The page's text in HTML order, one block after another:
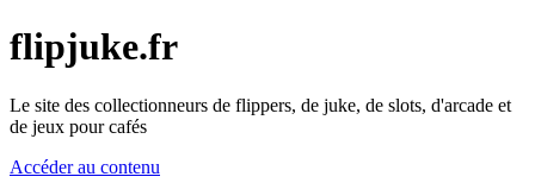
flipjuke.fr
Le site des collectionneurs de flippers, de juke, de slots, d'arcade et
de jeux pour cafés
Accéder au contenu